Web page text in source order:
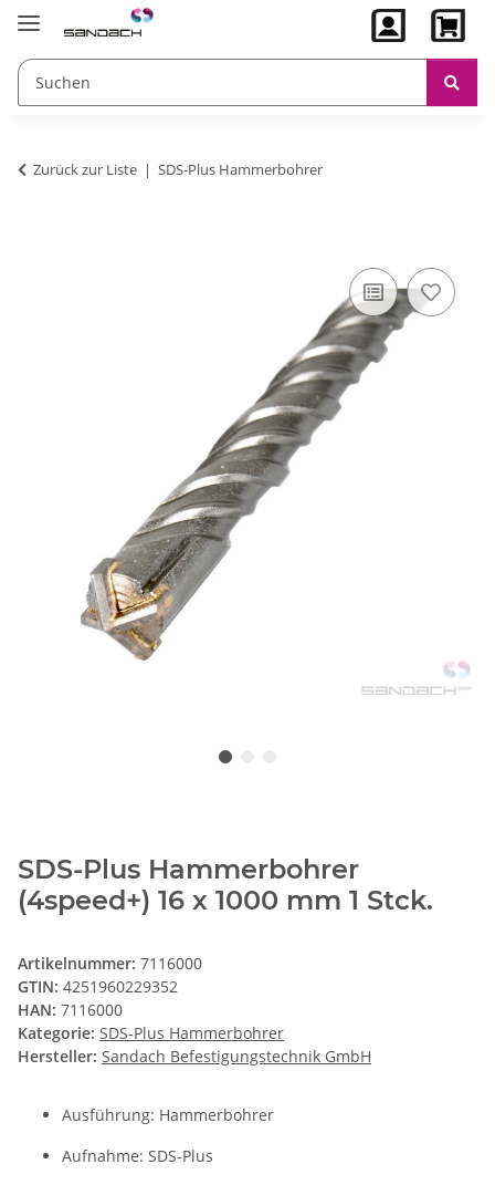
Zurück zur Liste SDS-Plus Hammerbohrer
SDS-Plus Hammerbohrer
(4speed+) 16 x 1000 mm 1 Stck.
Artikelnummer: 7116000
GTIN: 4251960229352
HAN: 7116000
Kategorie: SDS-Plus Hammerbohrer
Hersteller: Sandach Befestigungstechnik GmbH
Ausführung: Hammerbohrer
Aufnahme: SDS-Plus